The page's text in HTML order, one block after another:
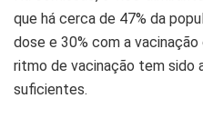
que há cerca de 47% da
dose e 30% com a
ritmo de vacinação tem sido
suficientes.